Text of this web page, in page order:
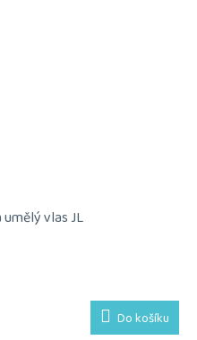
vlas JL
Do košíku